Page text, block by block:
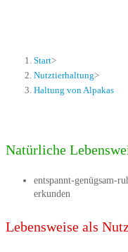
Start>
Nutztierhaltung>
Haltung von Alpakas
Natürliche
entspannt-genügsam-
erkunden
Lebensweise als